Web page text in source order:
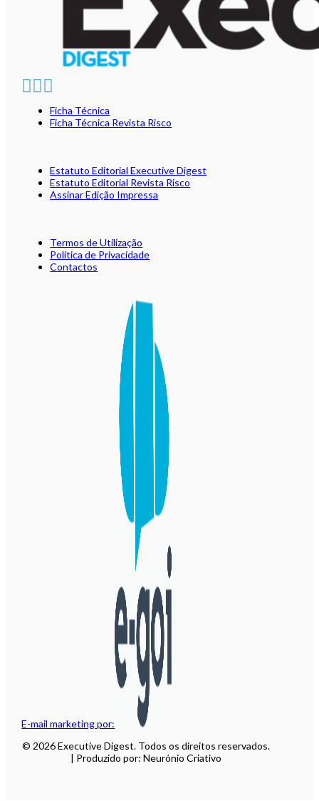
E-mail marketing por:
Ficha Técnica
Ficha Técnica Revista Risco
Estatuto Editorial Executive Digest
Estatuto Editorial Revista Risco
Assinar Edição Impressa
Termos de Utilização
Política de Privacidade
Contactos
© 2026 Executive Digest. Todos os direitos reservados.
| Produzido por: Neurónio Criativo